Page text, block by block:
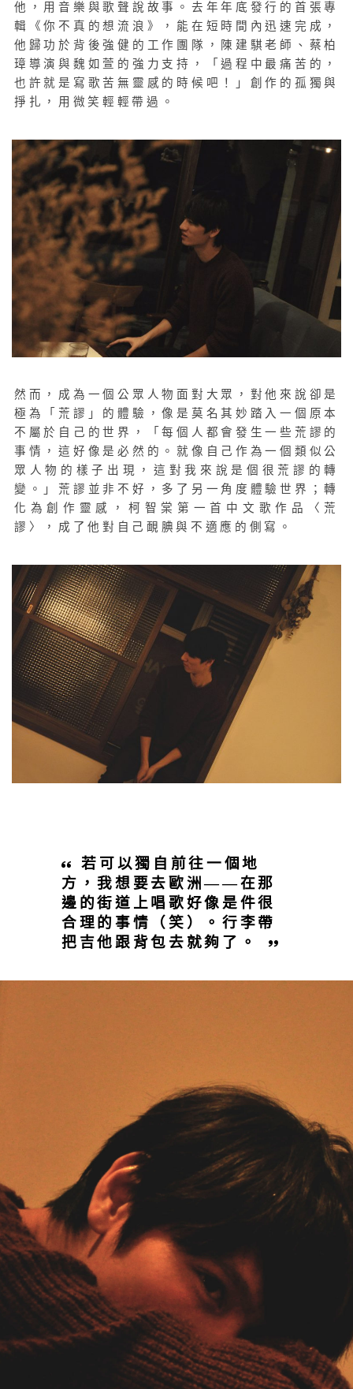
他，用音樂與歌聲說故事。去年年底發行的首張專
輯《你不真的想流浪 》，能在短時間內迅速完成，
他歸功於背後強健的工作團隊，陳建騏老師、蔡柏
璋導演與魏如萱的強力支持，「過程中最痛苦的，
也許就是寫歌苦無靈感的時候吧！」創作的孤獨與
掙扎，用微笑輕輕帶過。
然而，成為一個公眾人物面對大眾，對他來說卻是
極為「荒謬」的體驗，像是莫名其妙踏入一個原本
不屬於自己的世界，「每個人都會發生一些荒謬的
事情，這好像是必然的。就像自己作為一個類似公
眾人物的樣子出現，這對我來說是個很荒謬的轉
變。」荒謬並非不好，多了另一角度體驗世界；轉
化為創作靈感，柯智棠第一首中文歌作品〈荒
謬〉，成了他對自己靦腆與不適應的側寫。
若可以獨自前往一個地
方，我想要去歐洲——在那
邊的街道上唱歌好像是件很
合理的事情（笑）。行李帶
把吉他跟背包去就夠了。